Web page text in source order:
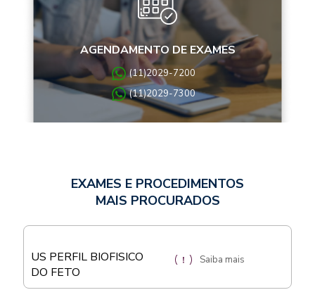
AGENDAMENTO DE EXAMES
(11)2029-7200
(11)2029-7300
EXAMES E PROCEDIMENTOS
MAIS PROCURADOS
US PERFIL BIOFISICO
DO FETO
Saiba mais